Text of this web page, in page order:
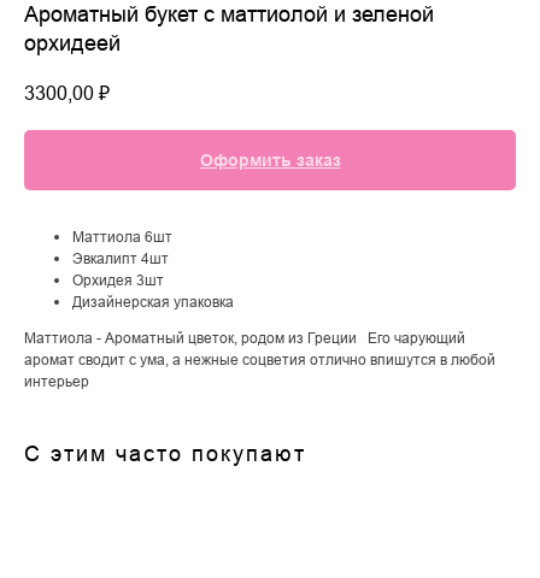
Ароматный букет с маттиолой и зеленой
орхидеей
3300,00 ₽
Оформить заказ
Маттиола 6шт
Эвкалипт 4шт
Орхидея 3шт
Дизайнерская упаковка
Маттиола - Ароматный цветок, родом из Греции Его чарующий
аромат сводит с ума, а нежные соцветия отлично впишутся в любой
интерьер
С этим часто покупают